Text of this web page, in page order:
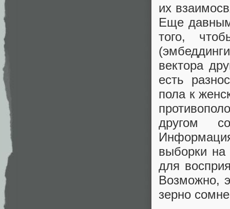
их
Еще
того,
вектора
есть
пола к
другом
выборки на
для
Возможно,
зерно